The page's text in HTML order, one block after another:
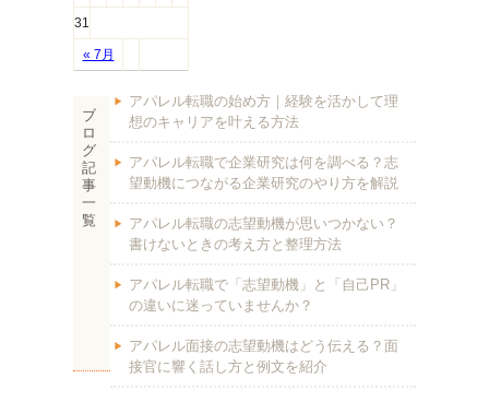
« 7月
31
ブ
ロ
グ
記
事
一
覧
アパレル転職の始め方｜経験を活かして理
想のキャリアを叶える方法
アパレル転職で企業研究は何を調べる？志
望動機につながる企業研究のやり方を解説
アパレル転職の志望動機が思いつかない？
書けないときの考え方と整理方法
アパレル転職で「志望動機」と「自己PR」
の違いに迷っていませんか？
アパレル面接の志望動機はどう伝える？面
接官に響く話し方と例文を紹介